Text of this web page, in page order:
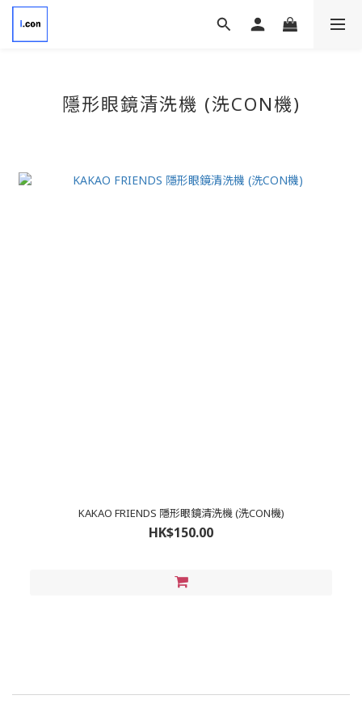
隱形眼鏡清洗機 (洗CON機)
KAKAO FRIENDS 隱形眼鏡清洗機 (洗CON機)
HK$150.00